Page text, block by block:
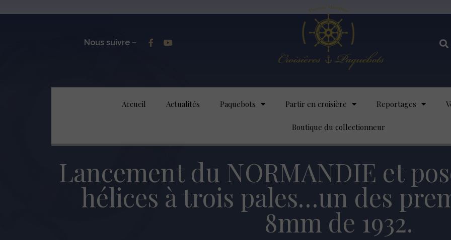
Nous suivre –
Accueil Actualités Paquebots Partir en croisière Reportages
Boutique du collectionneur
Lancement du NORMANDIE et
hélices à trois pales…un des
8mm de 1932.